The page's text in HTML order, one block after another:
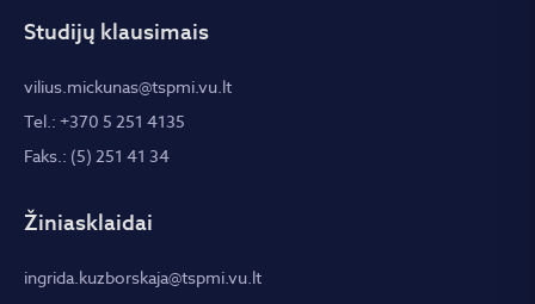
Studijų klausimais
vilius.mickunas@tspmi.vu.lt
Tel.: +370 5 251 4135
Faks.: (5) 251 41 34
Žiniasklaidai
ingrida.kuzborskaja@tspmi.vu.lt